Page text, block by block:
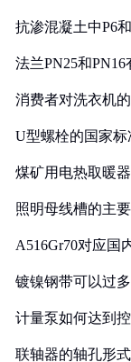
抗渗混凝土中P6
法兰PN25和PN16
消费者对洗衣机
U型螺栓的国家标
煤矿用电热取暖
照明母线槽的主
A516Gr70对应国
镀镍钢带可以过
计量泵如何达到
联轴器的轴孔形